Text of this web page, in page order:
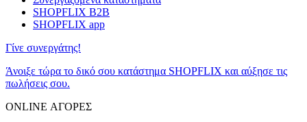
SHOPFLIX B2B
SHOPFLIX app
Γίνε συνεργάτης!
Άνοιξε τώρα το δικό σου κατάστημα SHOPFLIX και αύξησε τις
πωλήσεις σου.
ONLINE ΑΓΟΡΕΣ